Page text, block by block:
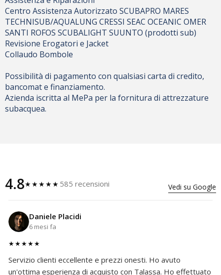
Centro Assistenza Autorizzato SCUBAPRO MARES
TECHNISUB/AQUALUNG CRESSI SEAC OCEANIC OMER
SANTI ROFOS SCUBALIGHT SUUNTO (prodotti sub)
Revisione Erogatori e Jacket
Collaudo Bombole
Possibilità di pagamento con qualsiasi carta di credito,
bancomat e finanziamento.
Azienda iscritta al MePa per la fornitura di attrezzature
subacquea.
4.8★★★★★ 585 recensioni Vedi su Google
Daniele Placidi
6 mesi fa
★★★★★
Servizio clienti eccellente e prezzi onesti. Ho avuto
un'ottima esperienza di acquisto con Talassa. Ho effettuato